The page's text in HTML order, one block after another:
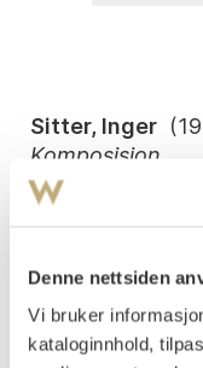
Denne nettsiden
Vi bruker
kataloginnhold,
Sitter, Inger (
Komposisjon
Litografi, lysmål
Vurdering